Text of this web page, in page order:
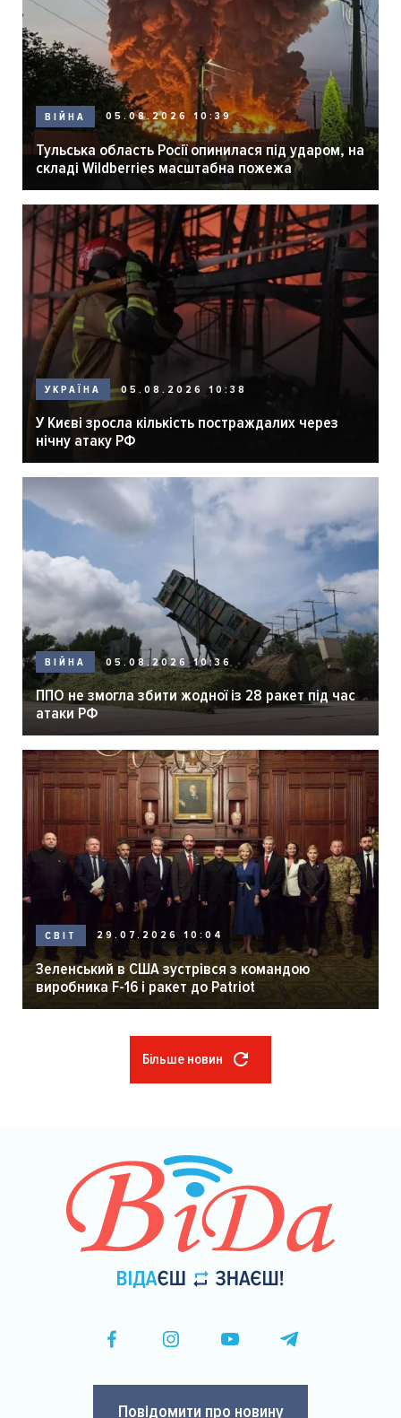
ВІЙНА 05.08.2026 10:39
Тульська область Росії опинилася під ударом, на
складі Wildberries масштабна пожежа
УКРАЇНА 05.08.2026 10:38
У Києві зросла кількість постраждалих через
нічну атаку РФ
ВІЙНА 05.08.2026 10:36
ППО не змогла збити жодної із 28 ракет під час
атаки РФ
СВІТ 29.07.2026 10:04
Зеленський в США зустрівся з командою
виробника F-16 і ракет до Patriot
Більше новин
Повідомити про новину